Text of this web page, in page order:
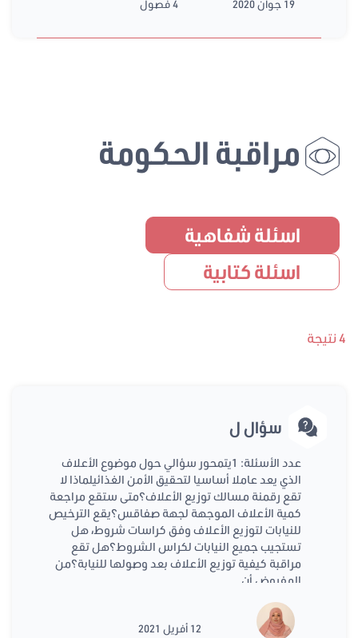
19 جوان 2020
4 فصول
مراقبة الحكومة
اسئلة شفاهية
اسئلة كتابية
4 نتيجة
سؤال ل
عدد الأسئلة: 1يتمحور سؤالي حول موضوع الأعلاف
الذي يعد عاملا أساسيا لتحقيق الأمن الغذائيلماذا لا
تقع رقمنة مسالك توزيع الأعلاف؟متى ستقع مراجعة
كمية الأعلاف الموجهة لجهة صفاقس؟يقع الترخيص
للنيابات لتوزيع الأعلاف وفق كراسات شروط، هل
تستجيب جميع النيابات لكراس الشروط؟هل تقع
مراقبة كيفية توزيع الأعلاف بعد وصولها للنيابة؟من
المفروض أن
12 أفريل 2021